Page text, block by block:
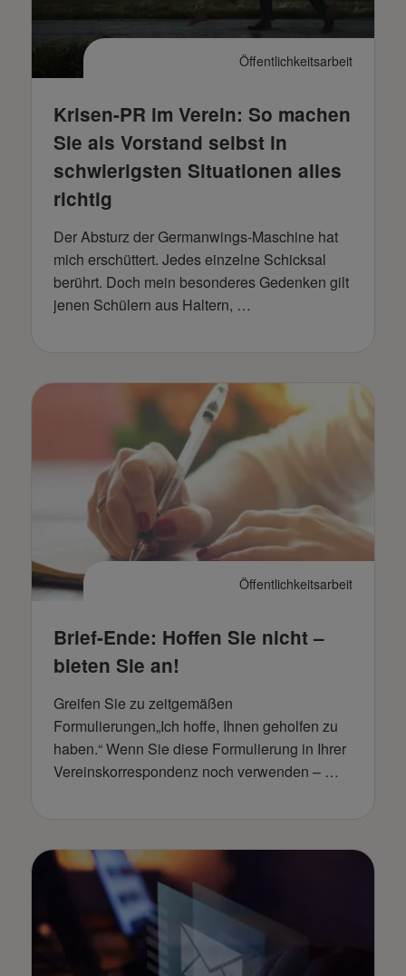
Öffentlichkeitsarbeit
Krisen-PR im Verein: So machen
Sie als Vorstand selbst in
schwierigsten Situationen alles
richtig
Der Absturz der Germanwings-Maschine hat
mich erschüttert. Jedes einzelne Schicksal
berührt. Doch mein besonderes Gedenken gilt
jenen Schülern aus Haltern, …
Öffentlichkeitsarbeit
Brief-Ende: Hoffen Sie nicht –
bieten Sie an!
Greifen Sie zu zeitgemäßen
Formulierungen„Ich hoffe, Ihnen geholfen zu
haben.“ Wenn Sie diese Formulierung in Ihrer
Vereinskorrespondenz noch verwenden – …